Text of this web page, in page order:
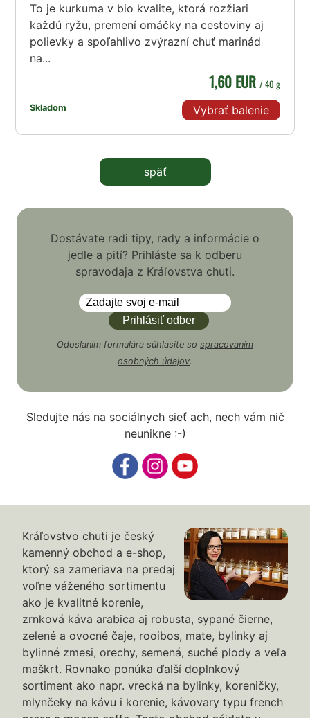
To je kurkuma v bio kvalite, ktorá rozžiari
každú ryžu, premení omáčky na cestoviny aj
polievky a spoľahlivo zvýrazní chuť marinád
na...
Skladom
1,60 EUR / 40 g
Vybrať balenie
späť
Dostávate radi tipy, rady a informácie o
jedle a pití? Prihláste sa k odberu
spravodaja z Kráľovstva chuti.
Odoslaním formulára súhlasíte so spracovaním
osobných údajov.
Sledujte nás na sociálnych sieť ach, nech vám nič
neunikne :-)
Kráľovstvo chuti je český
kamenný obchod a e-shop,
ktorý sa zameriava na predaj
voľne váženého sortimentu
ako je kvalitné korenie,
zrnková káva arabica aj robusta, sypané čierne,
zelené a ovocné čaje, rooibos, mate, bylinky aj
bylinné zmesi, orechy, semená, suché plody a veľa
maškrt. Rovnako ponúka ďalší doplnkový
sortiment ako napr. vrecká na bylinky, koreničky,
mlynčeky na kávu i korenie, kávovary typu french